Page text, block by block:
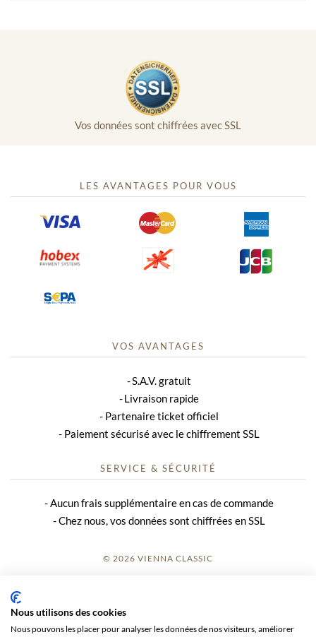
Vos données sont chiffrées avec SSL
LES AVANTAGES POUR VOUS
VOS AVANTAGES
S.A.V. gratuit
Livraison rapide
Partenaire ticket officiel
Paiement sécurisé avec le chiffrement SSL
SERVICE & SÉCURITÉ
Aucun frais supplémentaire en cas de commande
Chez nous, vos données sont chiffrées en SSL
© 2026 VIENNA CLASSIC
Nous utilisons des cookies
Nous pouvons les placer pour analyser les données de nos visiteurs, améliorer